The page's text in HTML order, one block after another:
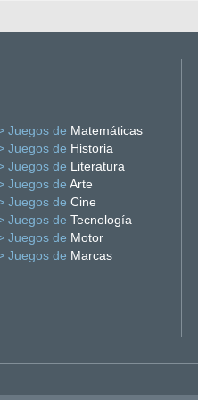
Juegos de Matemáticas
Juegos de Historia
Juegos de Literatura
Juegos de Arte
Juegos de Cine
Juegos de Tecnología
Juegos de Motor
Juegos de Marcas